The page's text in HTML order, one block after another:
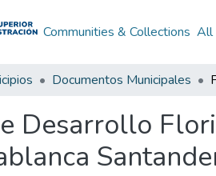
Communities & Collections All
Documentos Municipales
Desarrollo